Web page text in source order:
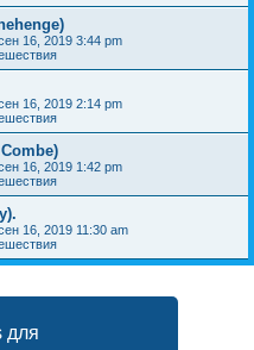
для
16, 2019 3:44 pm
16, 2019 2:14 pm
16, 2019 1:42 pm
16, 2019 11:30 am